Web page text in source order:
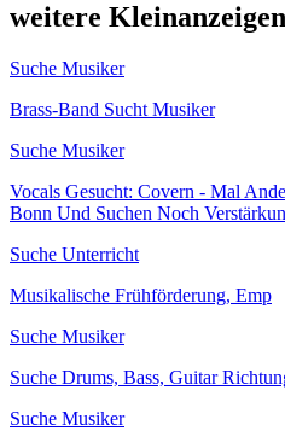
weitere
Suche Musiker
Brass-Band Sucht Musiker
Suche Musiker
Vocals Gesucht: Covern - Mal
Bonn Und Suchen Noch
Suche Unterricht
Musikalische Frühförderung, Emp
Suche Musiker
Suche Drums, Bass, Guitar
Suche Musiker